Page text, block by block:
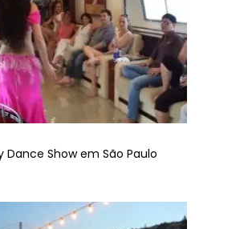
Dance Show em São Paulo